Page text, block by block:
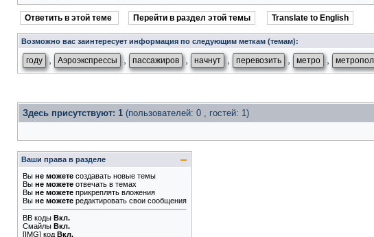
Ответить в этой теме Перейти в раздел этой темы Translate to English
Возможно вас заинтересует информация по следующим меткам (темам):
году Аэроэкспрессы пассажиров начнут перевозить метро
Здесь присутствуют: 1 (пользователей: 0 , гостей: 1)
Ваши права в разделе
Вы не можете создавать новые темы
Вы не можете отвечать в темах
Вы не можете прикреплять вложения
Вы не можете редактировать свои сообщения
BB коды Вкл.
Смайлы Вкл.
[IMG] код Вкл.